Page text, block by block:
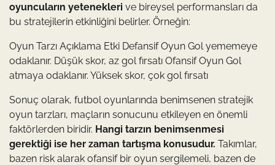
oyuncuların yetenekleri ve bireysel performansları da
bu stratejilerin etkinliğini belirler. Örneğin:
Oyun Tarzı Açıklama Etki Defansif Oyun Gol yememeye
odaklanır. Düşük skor, az gol fırsatı Ofansif Oyun Gol
atmaya odaklanır. Yüksek skor, çok gol fırsatı
Sonuç olarak, futbol oyunlarında benimsenen stratejik
oyun tarzları, maçların sonucunu etkileyen en önemli
faktörlerden biridir. Hangi tarzın benimsenmesi
gerektiği ise her zaman tartışma konusudur. Takımlar,
bazen risk alarak ofansif bir oyun sergilemeli, bazen de